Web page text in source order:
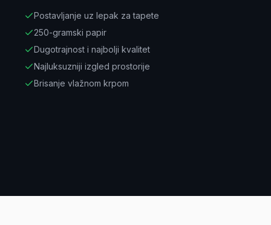
Postavljanje uz lepak za tapete
250-gramski papir
Dugotrajnost i najbolji kvalitet
Najluksuzniji izgled prostorije
Brisanje vlažnom krpom